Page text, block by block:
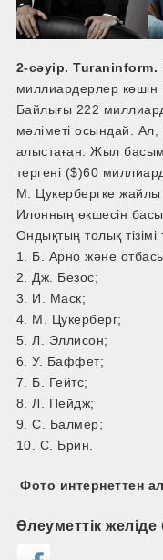
2-сәуір. Turaninform.
миллиардерлер
Байлығы 222
мәліметі осындай. Ал,
алыстаған. Жыл
тергені ($)60
М. Цукербергке
Илонның өкшесін
Ондықтың толық тізімі
1. Б. Арно және
2. Дж. Безос;
3. И. Маск;
4. М. Цукерберг;
5. Л. Эллисон;
6. У. Баффет;
7. Б. Гейтс;
8. Л. Пейдж;
9. С. Балмер;
10. С. Брин.
Фото интернеттен
Әлеуметтік желіде